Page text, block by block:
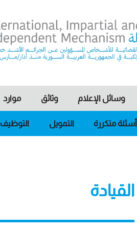
أسئلة متكررة التمويل التوظيف
وسائل الإعلام وثائق موارد
القيادة